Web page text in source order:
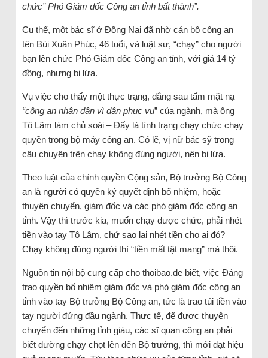
chức” Phó Giám đốc Công an tỉnh bất thành”.
Cụ thể, một bác sĩ ở Đồng Nai đã nhờ cán bộ công an
tên Bùi Xuân Phúc, 46 tuổi, và luật sư, “chạy” cho người
bạn lên chức Phó Giám đốc Công an tỉnh, với giá 14 tỷ
đồng, nhưng bị lừa.
Vụ việc cho thấy một thực trạng, đằng sau tấm mặt nạ
“công an nhân dân vì dân phục vụ” của ngành, mà ông
Tô Lâm làm chủ soái – Đấy là tình trạng chạy chức chạy
quyền trong bộ máy công an. Có lẽ, vị nữ bác sỹ trong
câu chuyện trên chạy không đúng người, nên bị lừa.
Theo luật của chính quyền Cộng sản, Bộ trưởng Bộ Công
an là người có quyền ký quyết định bổ nhiệm, hoặc
thuyên chuyển, giám đốc và các phó giám đốc công an
tỉnh. Vậy thì trước kia, muốn chạy được chức, phải nhét
tiền vào tay Tô Lâm, chứ sao lại nhét tiền cho ai đó?
Chạy không đúng người thì “tiền mất tật mang” mà thôi.
Nguồn tin nội bộ cung cấp cho thoibao.de biết, việc Đảng
trao quyền bổ nhiệm giám đốc và phó giám đốc công an
tỉnh vào tay Bộ trưởng Bộ Công an, tức là trao túi tiền vào
tay người đứng đầu ngành. Thực tế, để được thuyên
chuyển đến những tỉnh giàu, các sĩ quan công an phải
biết đường chạy chọt lên đến Bộ trưởng, thì mới đạt hiệu